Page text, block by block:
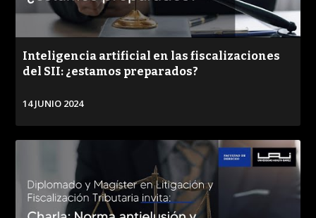
Inteligencia artificial en las fiscalizaciones
del SII: ¿estamos preparados?
14 JUNIO 2024
VER